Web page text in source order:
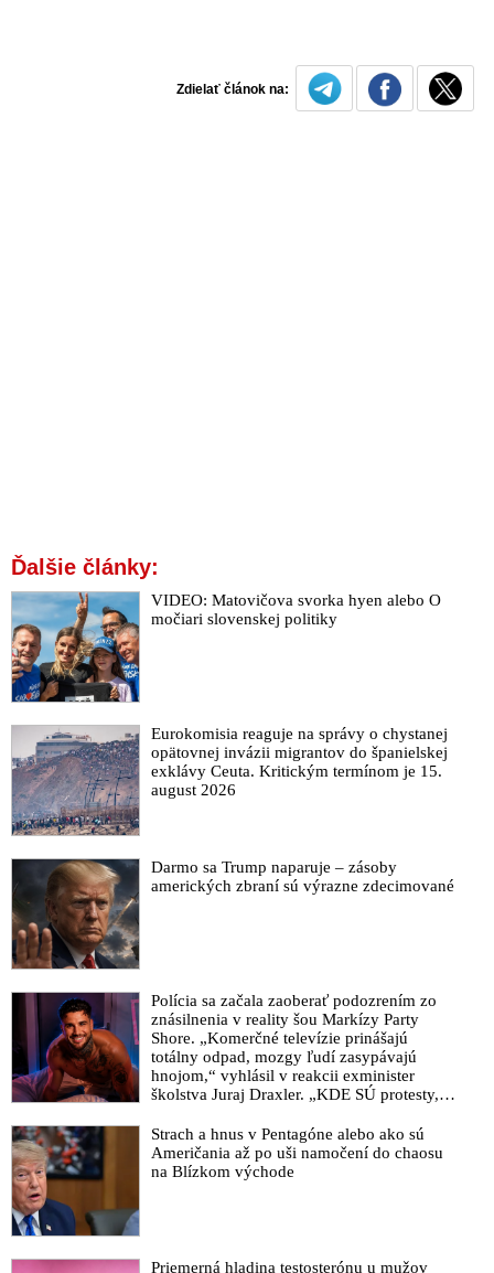
Zdielať článok na:
Ďalšie články:
VIDEO: Matovičova svorka hyen alebo O
močiari slovenskej politiky
Eurokomisia reaguje na správy o chystanej
opätovnej invázii migrantov do španielskej
exklávy Ceuta. Kritickým termínom je 15.
august 2026
Darmo sa Trump naparuje – zásoby
amerických zbraní sú výrazne zdecimované
Polícia sa začala zaoberať podozrením zo
znásilnenia v reality šou Markízy Party
Shore. „Komerčné televízie prinášajú
totálny odpad, mozgy ľudí zasypávajú
hnojom,“ vyhlásil v reakcii exminister
školstva Juraj Draxler. „KDE SÚ protesty,
pracovníkov?“ spýtal sa
Strach a hnus v Pentagóne alebo ako sú
Američania až po uši namočení do chaosu
na Blízkom východe
Priemerná hladina testosterónu u mužov